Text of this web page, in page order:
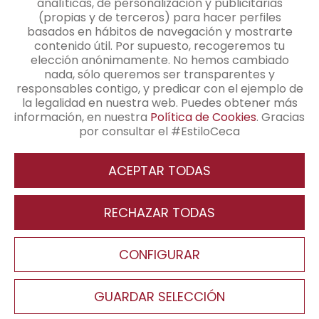
CONTACTO
Contacto
+34 91 345 48 25
info@cecamagan.com
Pie de página
Política de Privacidad
Canal interno de información
Condiciones generales de contratación
Copyright ©2026
(propias y de terceros) para hacer perfiles
basados en hábitos de navegación y mostrarte
contenido útil. Por supuesto, recogeremos tu
elección anónimamente. No hemos cambiado
nada, sólo queremos ser transparentes y
responsables contigo, y predicar con el ejemplo de
la legalidad en nuestra web. Puedes obtener más
información, en nuestra Política de Cookies. Gracias
por consultar el #EstiloCeca
ACEPTAR TODAS
Revocar consentimiento
RECHAZAR TODAS
CONFIGURAR
GUARDAR SELECCIÓN